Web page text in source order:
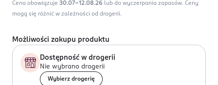
Cena obowiązuje 30.07-12.08.26 lub do wyczerpania zapasów. Ceny
mogą się różnić w zależności od drogerii.
Możliwości zakupu produktu
Dostępność w drogerii
Nie wybrano drogerii
Wybierz drogerię